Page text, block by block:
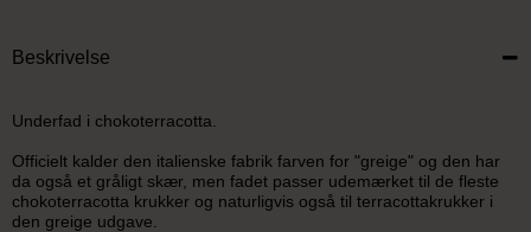
Beskrivelse
Underfad i chokoterracotta.
Officielt kalder den italienske fabrik farven for "greige" og den har
da også et gråligt skær, men fadet passer udemærket til de fleste
chokoterracotta krukker og naturligvis også til terracottakrukker i
den greige udgave.